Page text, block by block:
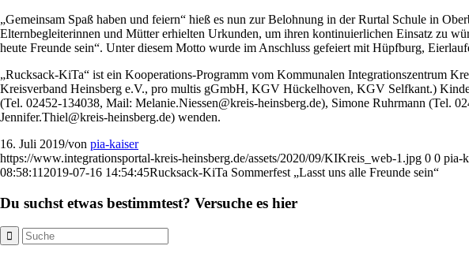
„Gemeinsam Spaß haben und feiern“ hieß es nun zur Belohnung in der Rurtal Schule in
Elternbegleiterinnen und Mütter erhielten Urkunden, um ihren kontinuierlichen Einsatz zu
heute Freunde sein“. Unter diesem Motto wurde im Anschluss gefeiert mit Hüpfburg,
„Rucksack-KiTa“ ist ein Kooperations-Programm vom Kommunalen Integrationszentrum
Kreisverband Heinsberg e.V., pro multis gGmbH, KGV Hückelhoven, KGV Selfkant.)
(Tel. 02452-134038, Mail: Melanie.Niessen@kreis-heinsberg.de), Simone Ruhrmann (Tel.
Jennifer.Thiel@kreis-heinsberg.de) wenden.
16. Juli 2019/von pia-kaiser
https://www.integrationsportal-kreis-heinsberg.de/assets/2020/09/KIKreis_web-1.jpg 0 0 pia-
08:58:11 2019-07-16 14:54:45Rucksack-KiTa Sommerfest „Lasst uns alle Freunde sein“
Du suchst etwas bestimmtest? Versuche es hier